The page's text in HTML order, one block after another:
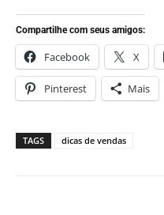
Compartilhe com seus amigos:
Facebook X
Pinterest Mais
TAGS dicas de vendas